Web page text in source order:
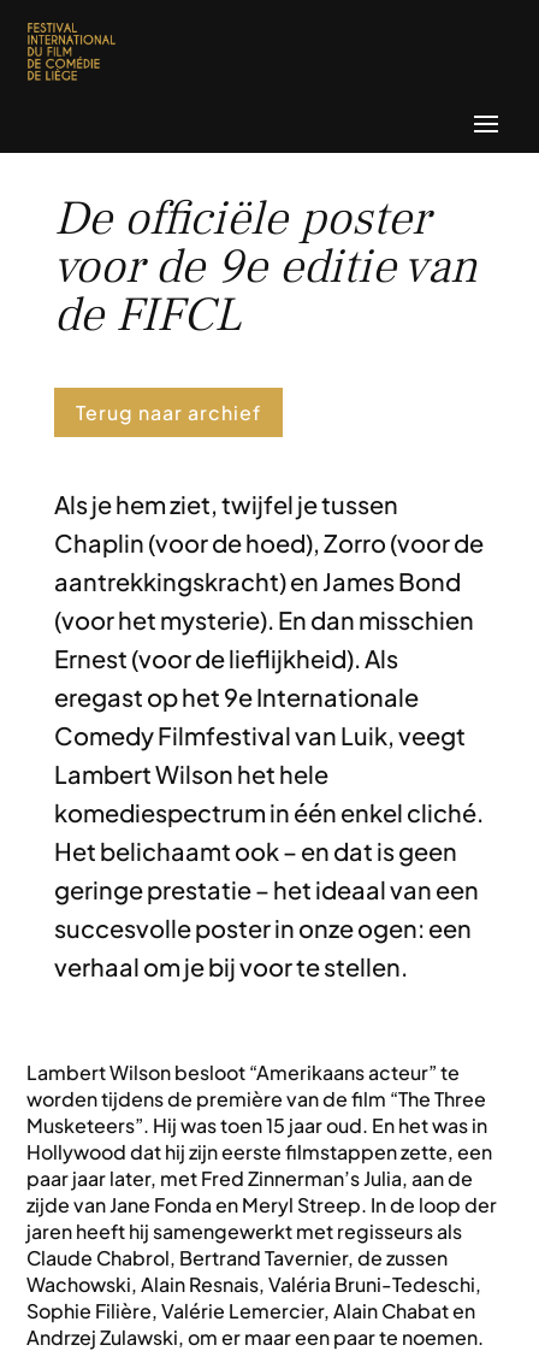
De officiële poster
voor de 9e editie van
de FIFCL
Terug naar archief
Als je hem ziet, twijfel je tussen
Chaplin (voor de hoed), Zorro (voor de
aantrekkingskracht) en James Bond
(voor het mysterie). En dan misschien
Ernest (voor de lieflijkheid). Als
eregast op het 9e Internationale
Comedy Filmfestival van Luik, veegt
Lambert Wilson het hele
komediespectrum in één enkel cliché.
Het belichaamt ook – en dat is geen
geringe prestatie – het ideaal van een
succesvolle poster in onze ogen: een
verhaal om je bij voor te stellen.
Lambert Wilson besloot “Amerikaans acteur” te
worden tijdens de première van de film “The Three
Musketeers”. Hij was toen 15 jaar oud. En het was in
Hollywood dat hij zijn eerste filmstappen zette, een
paar jaar later, met Fred Zinnerman’s Julia, aan de
zijde van Jane Fonda en Meryl Streep. In de loop der
jaren heeft hij samengewerkt met regisseurs als
Claude Chabrol, Bertrand Tavernier, de zussen
Wachowski, Alain Resnais, Valéria Bruni-Tedeschi,
Sophie Filière, Valérie Lemercier, Alain Chabat en
Andrzej Zulawski, om er maar een paar te noemen.